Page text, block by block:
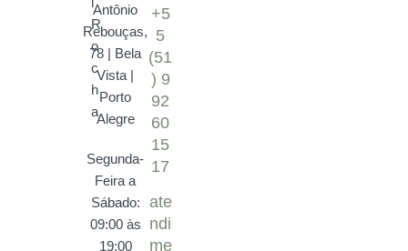
Antônio
Rebouças,
78 | Bela
Vista |
Porto
Alegre
Segunda-
Feira a
Sábado:
09:00 às
19:00
+5
5
(51
) 9
92
60
15
17
ate
ndi
me